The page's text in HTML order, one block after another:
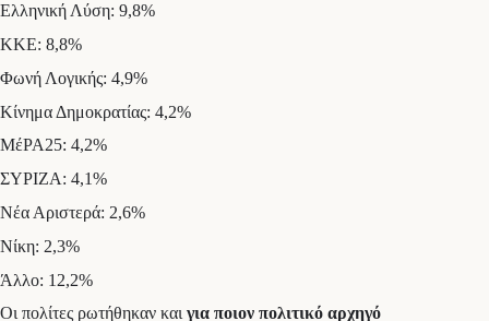
Ελληνική Λύση: 9,8%
ΚΚΕ: 8,8%
Φωνή Λογικής: 4,9%
Κίνημα Δημοκρατίας: 4,2%
ΜέΡΑ25: 4,2%
ΣΥΡΙΖΑ: 4,1%
Νέα Αριστερά: 2,6%
Νίκη: 2,3%
Άλλο: 12,2%
Οι πολίτες ρωτήθηκαν καιγια ποιον πολιτικό αρχηγό